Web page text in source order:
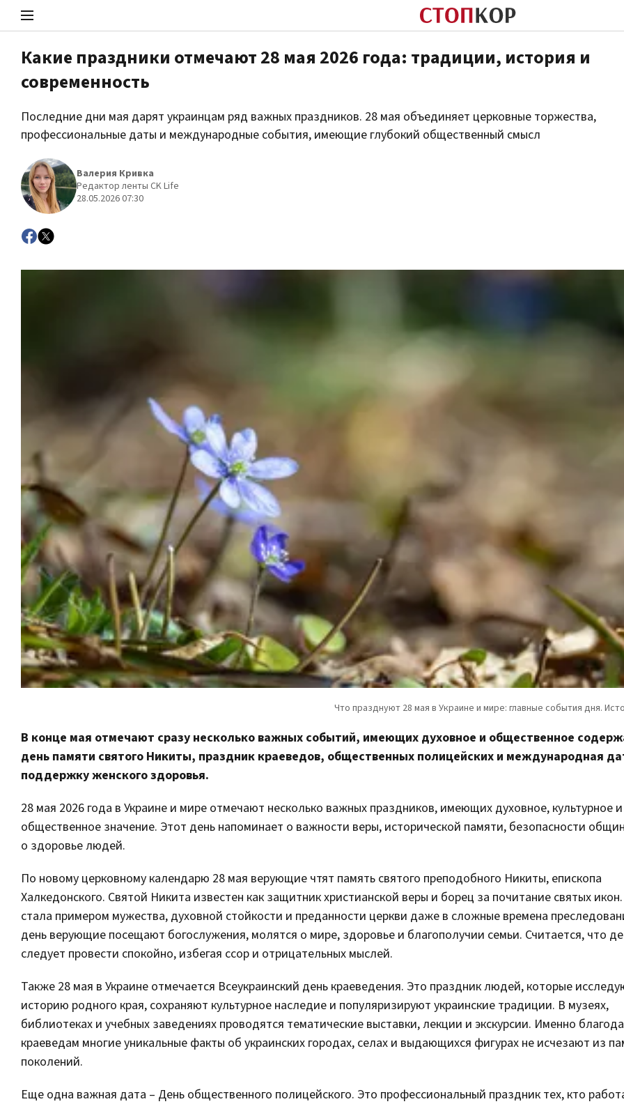
Стоп Политической Коррупции
Какие праздники отмечают 28 мая 2026 года: традиции, история и
современность
Последние дни мая дарят украинцам ряд важных праздников. 28 мая объединяет церковные торжества,
профессиональные даты и международные события, имеющие глубокий общественный смысл
Валерия Кривка
Редактор ленты CK Life
28.05.2026 07:30
В конце мая отмечают сразу несколько важных событий, имеющих духовное и общественное
день памяти святого Никиты, праздник краеведов, общественных полицейских и международная
поддержку женского здоровья.
28 мая 2026 года в Украине и мире отмечают несколько важных праздников, имеющих духовное, культурное и
общественное значение. Этот день напоминает о важности веры, исторической памяти, безопасности
о здоровье людей.
По новому церковному календарю 28 мая верующие чтят память святого преподобного Никиты, епископа
Халкедонского. Святой Никита известен как защитник христианской веры и борец за почитание святых
стала примером мужества, духовной стойкости и преданности церкви даже в сложные времена
день верующие посещают богослужения, молятся о мире, здоровье и благополучии семьи. Считается, что
следует провести спокойно, избегая ссор и отрицательных мыслей.
Также 28 мая в Украине отмечается Всеукраинский день краеведения. Это праздник людей, которые
историю родного края, сохраняют культурное наследие и популяризируют украинские традиции. В музеях,
библиотеках и учебных заведениях проводятся тематические выставки, лекции и экскурсии. Именно
краеведам многие уникальные факты об украинских городах, селах и выдающихся фигурах не исчезают из
поколений.
Еще одна важная дата – День общественного полицейского. Это профессиональный праздник тех, кто